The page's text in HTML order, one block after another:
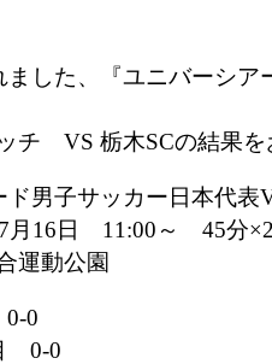
ました、『ユニバーシア
チ VS 栃木SCの結果
男子サッカー日本代表
月16日 11:00～ 45分
運動公園
0-0
0